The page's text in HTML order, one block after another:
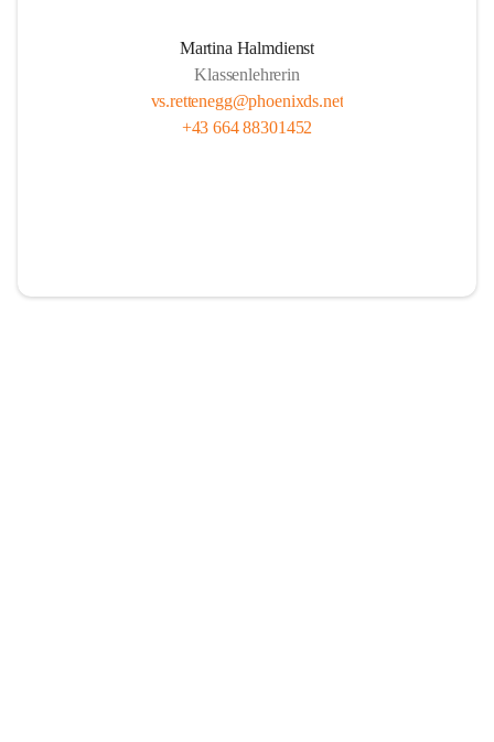
Martina Halmdienst
Klassenlehrerin
vs.rettenegg@phoenixds.net
+43 664 88301452